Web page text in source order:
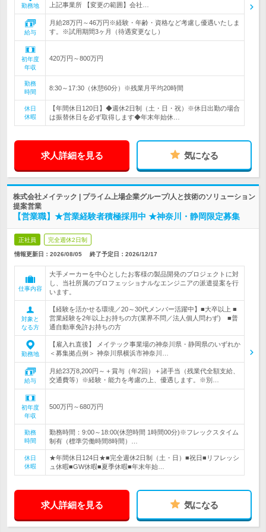
勤務地
上記事業所 【変更の範囲】会社…
給与
月給28万円～46万円※経験・年齢・資格など考慮し優遇いたしま
す。※試用期間3ヶ月（待遇変更なし）
初年度
年収
420万円～800万円
勤務
時間
8:30～17:30（休憩60分）※残業月平均20時間
休日
休暇
【年間休日120日】◆週休2日制（土・日・祝）※休日出勤の場合
は振替休日を必ず取得します◆年末年始休…
求人詳細を見る 気になる
株式会社メイテック | プライム上場企業グループ/人と技術のソリューション
提案営業
【営業職】★営業経験者積極採用中 ★神奈川・静岡限定募集
正社員 完全週休2日制
情報更新日：2026/08/05 終了予定日： 2026/12/17
仕事内容
大手メーカーを中心としたお客様の製品開発のプロジェクトに対
し、当社所属のプロフェッショナルなエンジニアの派遣提案を行
います。
対象と
なる方
【経験を活かせる環境／20～30代メンバー活躍中】■大卒以上 ■
営業経験を2年以上お持ちの方(業界不問／法人個人問わず) ■普
通自動車免許お持ちの方
勤務地
【雇入れ直後】 メイテック事業場の神奈川県・静岡県のいずれか
＜募集拠点例＞ 神奈川県横浜市神奈川…
給与
月給23万8,200円～＋賞与（年2回）＋諸手当（残業代全額支給、
交通費等）※経験・能力を考慮の上、優遇します。※別…
初年度
年収
500万円～680万円
勤務
時間
勤務時間：9:00～18:00(休憩時間 1時間00分)※フレックスタイム
制有（標準労働時間8時間）…
休日
休暇
★年間休日124日★■完全週休2日制（土・日）■祝日■リフレッシ
ュ休暇■GW休暇■夏季休暇■年末年始…
求人詳細を見る 気になる